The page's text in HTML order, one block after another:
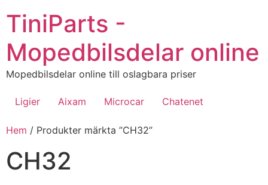
till
innehåll
TiniParts -
Mopedbilsdelar online
Mopedbilsdelar online till oslagbara priser
Ligier Aixam Microcar Chatenet
Hem / Produkter märkta ”CH32”
CH32